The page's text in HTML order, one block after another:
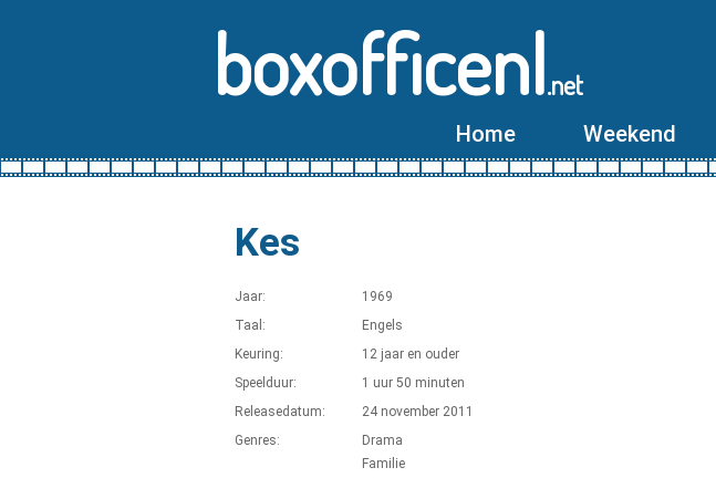
boxofficenl.net
Home Weekend
Kes
Jaar:
1969
Taal:
Engels
Keuring:
12 jaar en ouder
Speelduur:
1 uur 50 minuten
Releasedatum:
24 november 2011
Genres:
Drama
Familie